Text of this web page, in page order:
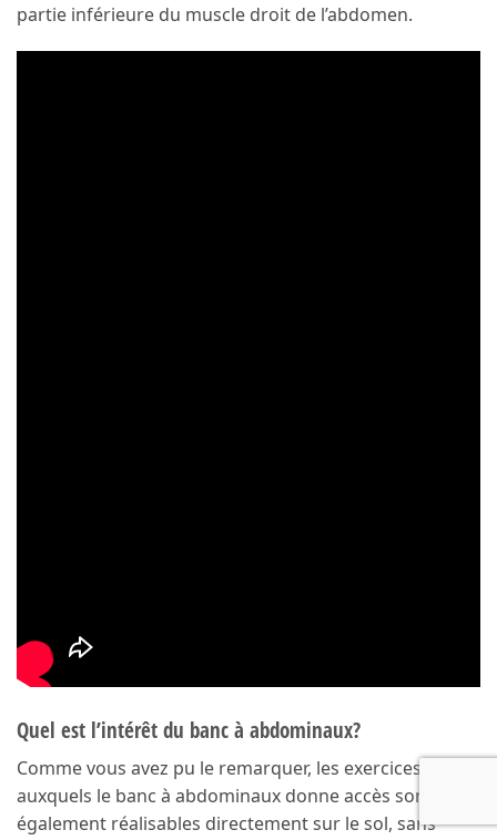
partie inférieure du muscle droit de l’abdomen.
Quel est l’intérêt du banc à abdominaux?
Comme vous avez pu le remarquer, les exercices
auxquels le banc à abdominaux donne accès sont
également réalisables directement sur le sol, sans